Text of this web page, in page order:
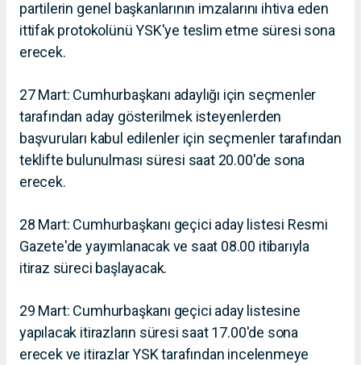
partilerin genel başkanlarının imzalarını ihtiva eden
ittifak protokolünü YSK'ye teslim etme süresi sona
erecek.
27 Mart: Cumhurbaşkanı adaylığı için seçmenler
tarafından aday gösterilmek isteyenlerden
başvuruları kabul edilenler için seçmenler tarafından
teklifte bulunulması süresi saat 20.00'de sona
erecek.
28 Mart: Cumhurbaşkanı geçici aday listesi Resmi
Gazete'de yayımlanacak ve saat 08.00 itibarıyla
itiraz süreci başlayacak.
29 Mart: Cumhurbaşkanı geçici aday listesine
yapılacak itirazların süresi saat 17.00'de sona
erecek ve itirazlar YSK tarafından incelenmeye